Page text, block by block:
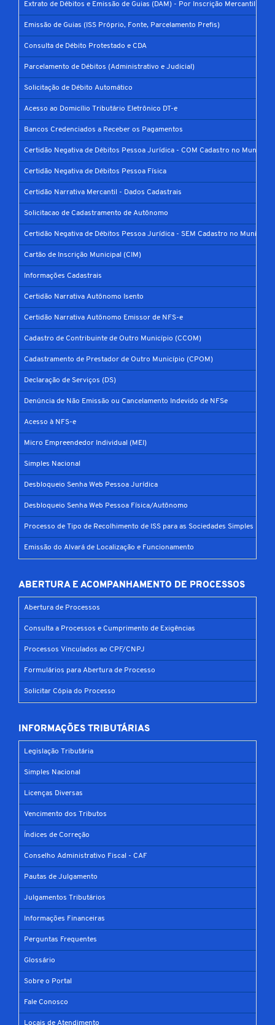
Extrato de Débitos e Emissão de Guias (DAM) - Por Inscrição Mercantil
Emissão de Guias (ISS Próprio, Fonte, Parcelamento Prefis)
Consulta de Débito Protestado e CDA
Parcelamento de Débitos (Administrativo e Judicial)
Solicitação de Débito Automático
Acesso ao Domicílio Tributário Eletrônico DT-e
Bancos Credenciados a Receber os Pagamentos
Certidão Negativa de Débitos Pessoa Jurídica - COM Cadastro no Município
Certidão Negativa de Débitos Pessoa Física
Certidão Narrativa Mercantil - Dados Cadastrais
Solicitacao de Cadastramento de Autônomo
Certidão Negativa de Débitos Pessoa Jurídica - SEM Cadastro no Município
Cartão de Inscrição Municipal (CIM)
Informações Cadastrais
Certidão Narrativa Autônomo Isento
Certidão Narrativa Autônomo Emissor de NFS-e
Cadastro de Contribuinte de Outro Município (CCOM)
Cadastramento de Prestador de Outro Município (CPOM)
Declaração de Serviços (DS)
Denúncia de Não Emissão ou Cancelamento Indevido de NFSe
Acesso à NFS-e
Micro Empreendedor Individual (MEI)
Simples Nacional
Desbloqueio Senha Web Pessoa Jurídica
Desbloqueio Senha Web Pessoa Física/Autônomo
Processo de Tipo de Recolhimento de ISS para as Sociedades Simples
Emissão do Alvará de Localização e Funcionamento
ABERTURA E ACOMPANHAMENTO DE PROCESSOS
Abertura de Processos
Consulta a Processos e Cumprimento de Exigências
Processos Vinculados ao CPF/CNPJ
Formulários para Abertura de Processo
Solicitar Cópia do Processo
INFORMAÇÕES TRIBUTÁRIAS
Legislação Tributária
Simples Nacional
Licenças Diversas
Vencimento dos Tributos
Índices de Correção
Conselho Administrativo Fiscal - CAF
Pautas de Julgamento
Julgamentos Tributários
Informações Financeiras
Perguntas Frequentes
Glossário
Sobre o Portal
Fale Conosco
Locais de Atendimento